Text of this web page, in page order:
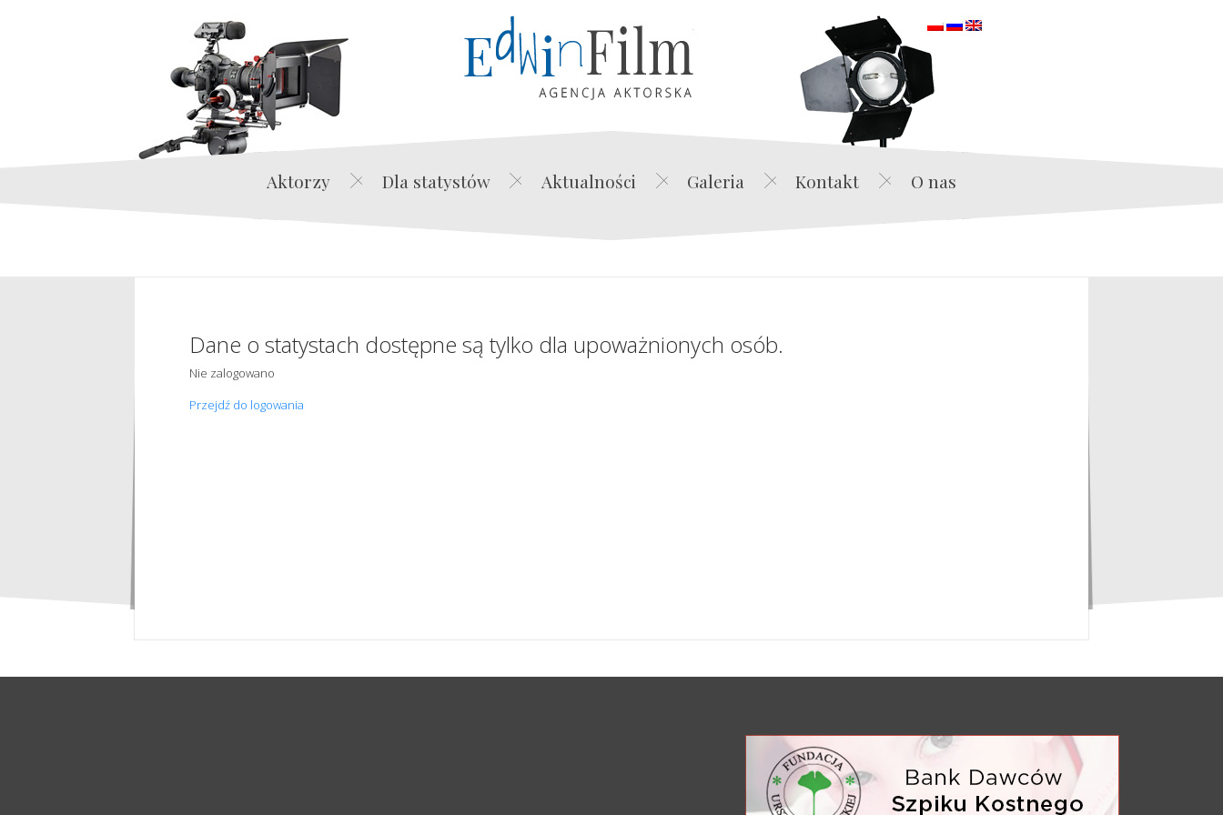
Edwin Film Agencja Aktorska
Aktorzy Dla statystów Aktualności Galeria Kontakt O nas
Dane o statystach dostępne są tylko dla upoważnionych osób.
Nie zalogowano
Przejdź do logowania